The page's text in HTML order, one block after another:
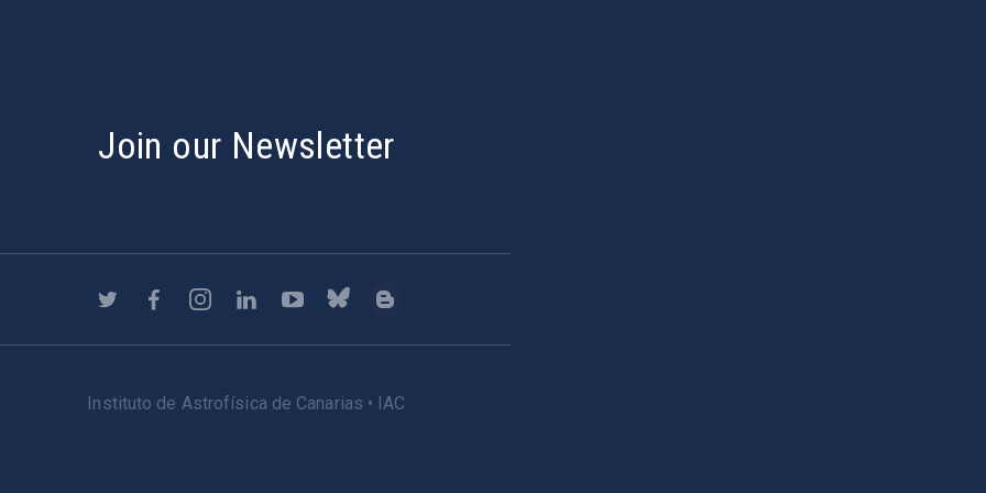
Join our Newsletter
Instituto de Astrofísica de Canarias • IAC